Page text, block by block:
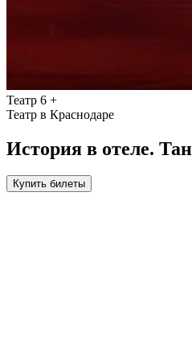
Театр 6 +
Театр в Краснодаре
История в отеле.
Купить билеты